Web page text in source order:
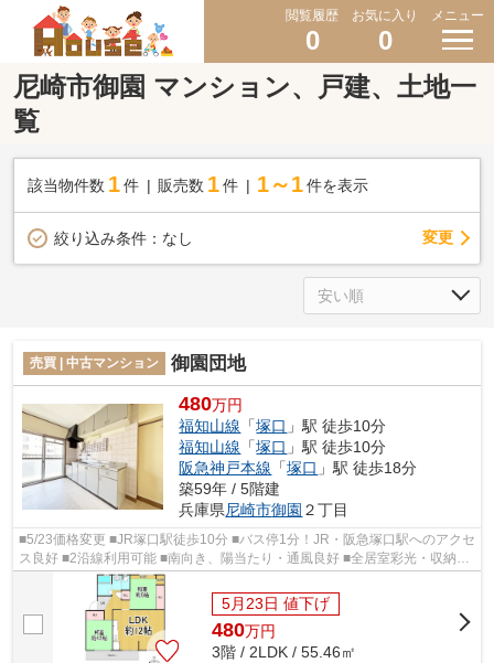
閲覧履歴
0
お気に入り
0
メニュー
尼崎市御園 マンション、戸建、土地一
覧
該当物件数 1件 販売数 1 件 1～1 件を表示
絞り込み条件： なし 変更
売買 | 中古マンション 御園団地
480万円
福知山線 「塚口 」駅 徒歩10分
福知山線 「塚口 」駅 徒歩10分
阪急神戸本線 「塚口 」駅 徒歩18分
築59年 / 5階建
兵庫県尼崎市御園 ２丁目
■5/23価格変更 ■JR塚口駅徒歩10分 ■バス停1分！JR・阪急塚口駅へのアクセ
ス良好 ■2沿線利用可能 ■南向き、陽当たり・通風良好 ■全居室彩光・収納有
り ■水廻り窓付き、換気・採光良好 ■...
5月23日 値下げ
480万円
3階 / 2LDK / 55.46㎡